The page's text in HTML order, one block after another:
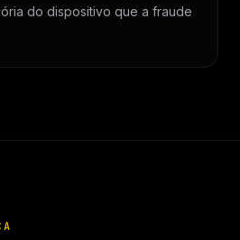
do dispositivo que a fraude